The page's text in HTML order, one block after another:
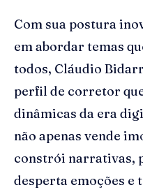
Com sua postura
em abordar temas
todos, Cláudio
perfil de corretor
dinâmicas da era
não apenas vende
constrói narrativas,
desperta emoções e